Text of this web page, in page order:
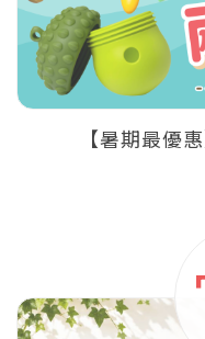
【暑期最優